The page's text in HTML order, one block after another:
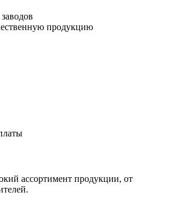
продукцию
ассортимент продукции, от